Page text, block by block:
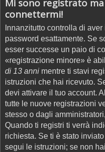
Mi sono registrato
connettermi!
Innanzitutto controlla di
password esattamente. Se
esser successe un paio di
«registrazione minore» è
di 13 anni mentre ti stavi
istruzioni che hai ricevuto.
devi attivare il tuo account.
tutte le nuove registrazioni
stesso o dagli
Quando ti registri ti verrà
richiesta. Se ti è stato
segui le istruzioni; se non